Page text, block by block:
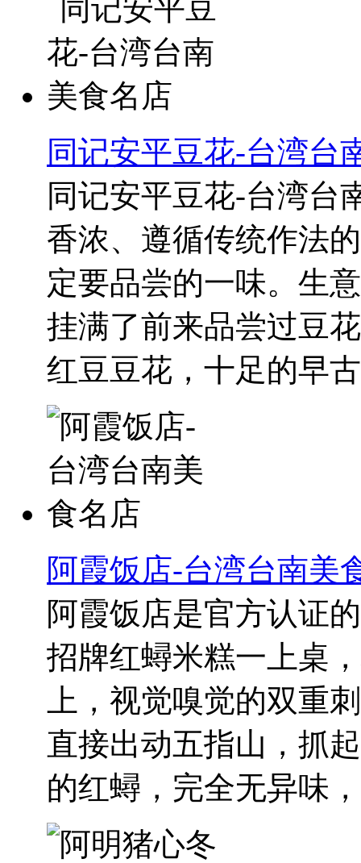
同记安平豆花-台湾台
同记安平豆花-台湾台
香浓、遵循传统作法
定要品尝的一味。生
挂满了前来品尝过豆
红豆豆花，十足的早
阿霞饭店-台湾台南美
阿霞饭店是官方认证
招牌红蟳米糕一上桌
上，视觉嗅觉的双重
直接出动五指山，抓
的红蟳，完全无异味